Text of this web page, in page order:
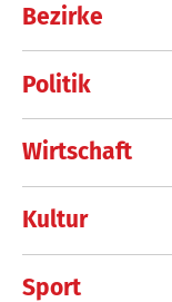
Bezirke
Politik
Wirtschaft
Kultur
Sport